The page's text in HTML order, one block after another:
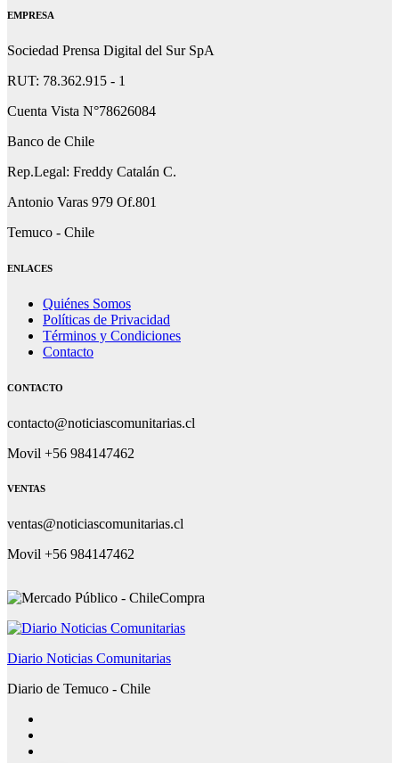
EMPRESA
Sociedad Prensa Digital del Sur SpA
RUT: 78.362.915 - 1
Cuenta Vista N°78626084
Banco de Chile
Rep.Legal: Freddy Catalán C.
Antonio Varas 979 Of.801
Temuco - Chile
ENLACES
Quiénes Somos
Políticas de Privacidad
Términos y Condiciones
Contacto
CONTACTO
contacto@noticiascomunitarias.cl
Movil +56 984147462
VENTAS
ventas@noticiascomunitarias.cl
Movil +56 984147462
Diario Noticias Comunitarias
Diario de Temuco - Chile